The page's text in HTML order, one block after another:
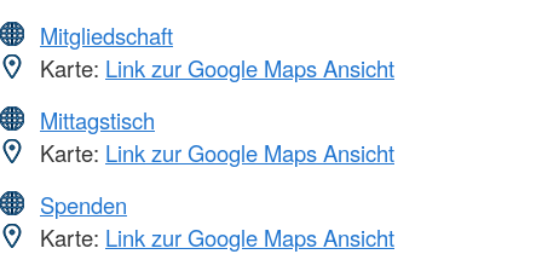
Mitgliedschaft
Karte: Link zur Google Maps Ansicht
Mittagstisch
Karte: Link zur Google Maps Ansicht
Spenden
Karte: Link zur Google Maps Ansicht